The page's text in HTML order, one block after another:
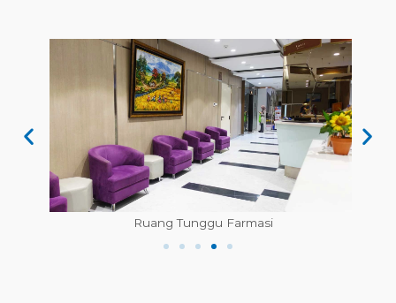
Ruang Tunggu Farmasi